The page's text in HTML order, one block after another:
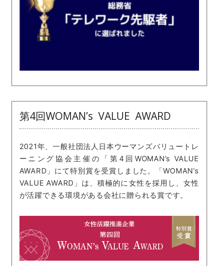
第4回WOMAN’s VALUE AWARD
2021年、一般社団法人日本ウーマンズバリュートレ
ーニング協会主催の「第4回WOMAN’s VALUE
AWARD」にて特別賞を受賞しました。「WOMAN’s
VALUE AWARD」は、積極的に女性を採用し、女性
が活躍できる環境がある会社に贈られる賞です。